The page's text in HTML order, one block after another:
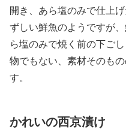
開き、あら塩のみで仕上
ずしい鮮魚のようですが
ら塩のみで焼く前の下ご
物でもない、素材そのも
す。
かれいの西京漬け